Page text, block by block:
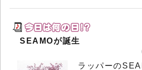
SEAMOが誕生
ラッパーの